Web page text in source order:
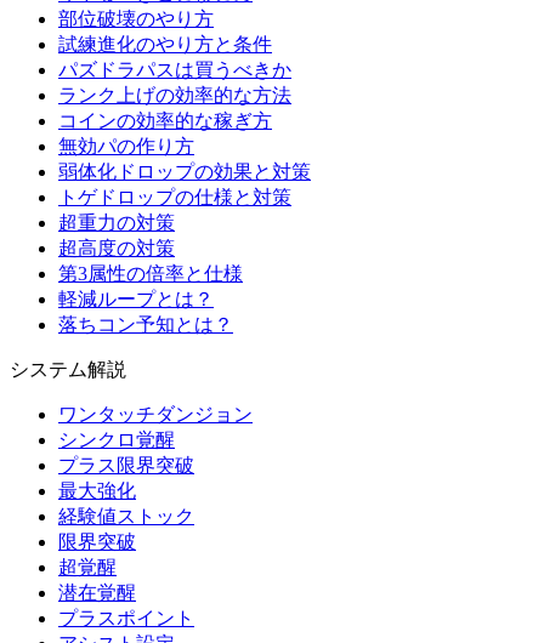
部位破壊のやり方
試練進化のやり方と条件
パズドラパスは買うべきか
ランク上げの効率的な方法
コインの効率的な稼ぎ方
無効パの作り方
弱体化ドロップの効果と対策
トゲドロップの仕様と対策
超重力の対策
超高度の対策
第3属性の倍率と仕様
軽減ループとは？
落ちコン予知とは？
システム解説
ワンタッチダンジョン
シンクロ覚醒
プラス限界突破
最大強化
経験値ストック
限界突破
超覚醒
潜在覚醒
プラスポイント